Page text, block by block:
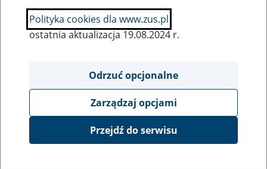
SZUKAJ
Ukryj wszystkie pozycje bazy
"TANLED" Sp. zo.o. w likwidacji, ul.
Polityka cookies dla www.zus.pl
ostatnia aktualizacja 19.08.2024 r.
Odrzuć opcjonalne
Zarządzaj opcjami
Przejdź do serwisu